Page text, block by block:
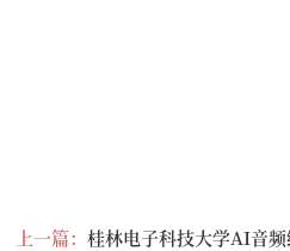
上一篇：桂林电子科技大学AI音